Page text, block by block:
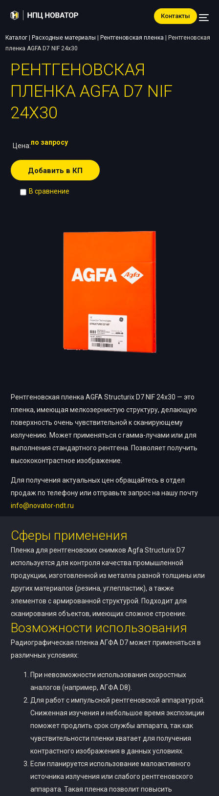
Контакты
Каталог Расходные материалы Рентгеновская пленка
Рентгеновская
пленка AGFA D7 NIF 24х30
РЕНТГЕНОВСКАЯ
ПЛЕНКА AGFA D7 NIF
24Х30
Цена:по запросу
Добавить в КП
В сравнение
Рентгеновская пленка AGFA Structurix D7 NIF 24х30 — это
пленка, имеющая мелкозернистую структуру, делающую
поверхность очень чувствительной к сканирующему
излучению. Может применяться с гамма-лучами или для
выполнения стандартного рентгена. Позволяет получить
высококонтрастное изображение.
Для получения актуальных цен обращайтесь в отдел
продаж по телефону или отправьте запрос на нашу почту
info@novator-ndt.ru
Сферы применения
Пленка для рентгеновских снимков Agfa Structurix D7
используется для контроля качества промышленной
продукции, изготовленной из металла разной толщины или
других материалов (резина, углепластик), а также
элементов с армированной структурой. Подходит для
сканирования объектов, имеющих сложное строение.
Возможности использования
Радиографическая пленка АГФА D7 может применяться в
различных условиях:
При невозможности использования скоростных
аналогов (например, АГФА D8).
Для работ с импульсной рентгеновской аппаратурой.
Сниженная изучения и небольшое время экспозиции
поможет продлить срок службы аппарата, так как
чувствительности пленки хватает для получения
контрастного изображения в данных условиях.
Если планируется использование малоактивного
источника излучения или слабого рентгеновского
аппарата. Такая пленка позволит повысить